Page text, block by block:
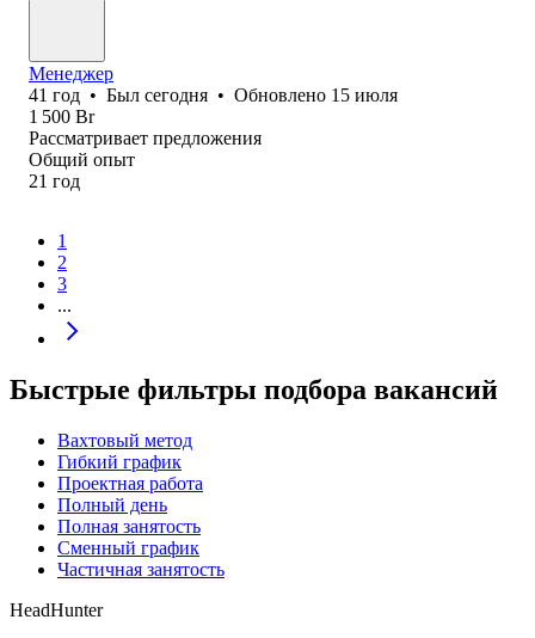
Менеджер
41 год • Был сегодня • Обновлено 15 июля
1 500 Br
Рассматривает предложения
Общий опыт
21 год
1
2
3
...
Быстрые фильтры подбора вакансий
Вахтовый метод
Гибкий график
Проектная работа
Полный день
Полная занятость
Сменный график
Частичная занятость
HeadHunter